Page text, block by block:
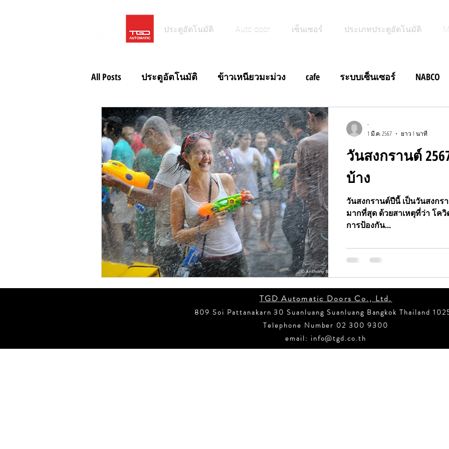
ประตูอัตโนมัติ Auto door เซ็นเซอร์ ประเภทประตูอัตโนมัติ
All Posts ประตูอัตโนมัติ ข้าวเหนียวมะม่วง cafe ระบบเซ็นเซอร์ NABCO
ประตูอัตโนมัติโรงจอดรถ ฝีดาษลิง ประตูอัตโนมัติบานสวิง
ข่าวสั้น ประตูอัตโนมัติ IP65 ข่าวสั้น ประตูอัตโนมัติบานสวิง ข่าวสั้น M Search
ข่าวสั้น Magic Switch ข่าวสั้นประตูอัตโนมัติ Brakout Door ข่าวสั้น Foot Switch ป
ข่าวสั้น ประตูอัตโนมัติ Wireless Sw ข่าวสั้น ประตูอัตโนมัติ NABCO
ข่าวสั้น ประตูอัตโนมัติ ข่าวสั่นประตูกึ่งอัตโนมัติบานเลื่อน ข่าวสั้น ประตูอัตโน
ข่าวสั้น ประตูอัตโนมัติ บานฉุกเฉิน ข่าวสั้น บานเลื่อนเข้ามุม ข่าวสั้น ระบบขับเค
วันสงกรานต์
บ้าง
วันสงกรานต์ปีนี้ เป็นวันสงก
มากที่สุด ด้วยสาเหตุที่ว่า โควิ
การป้องกัน...
-
1 มี.ค. 2567
ยาว 1 นาที
TGD Automatic Doors Co., Ltd.
809 Soi Pattanakarn 30 Suanluang Suanluang Bangkok Thailand
Telephone Number 02 300 9300
email: info@tgd.co.th